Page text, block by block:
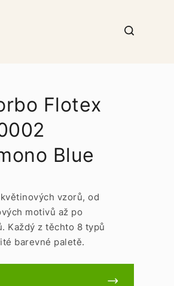
Flotex
Blue
vzorů, od
motivů až po
Každý z těchto 8 typů
barevné paletě.